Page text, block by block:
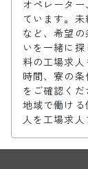
オペレータ
ています。
など、希望
いを一緒に
料の工場求
時間、寮の
をご確認く
地域で働け
人を工場求人